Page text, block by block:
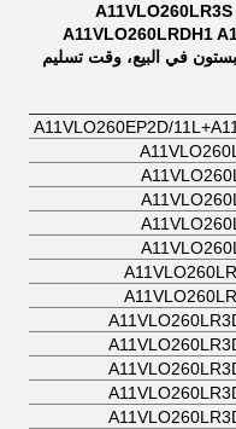
A11VLO260LRDH1
في البيع، وقت تسليم
A11VLO260EP2D/